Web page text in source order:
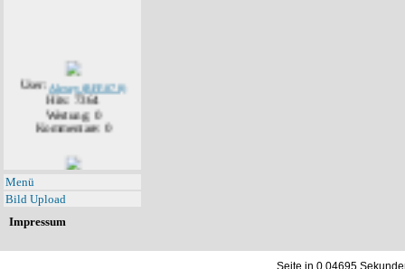
User: Alexey (RFF-078)
Hits: 7364
Wertung: 0
Kommentare: 0
Wertung: 0
Menü
Bild Upload
Impressum
Seite in 0.04695